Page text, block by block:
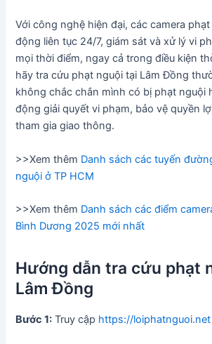
Với công nghệ hiện đại, các camera
động liên tục 24/7, giám sát và xử lý vi
mọi thời điểm, ngay cả trong điều kiện
hãy tra cứu phạt nguội tại Lâm Đồng
không chắc chắn mình có bị phạt nguội
động giải quyết vi phạm, bảo vệ quyền
tham gia giao thông.
>>Xem thêm Danh sách các tuyến
nguội ở TP HCM
>>Xem thêm Danh sách các điểm
Bình Dương 2025 mới nhất
Hướng dẫn tra cứu phạt
Lâm Đồng
Bước 1: Truy cập https://loiphatnguoi.net